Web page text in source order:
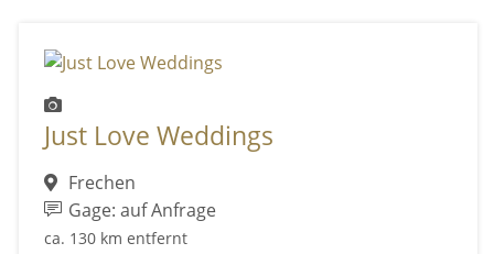
Just Love Weddings
Frechen
Gage: auf Anfrage
ca. 130 km entfernt